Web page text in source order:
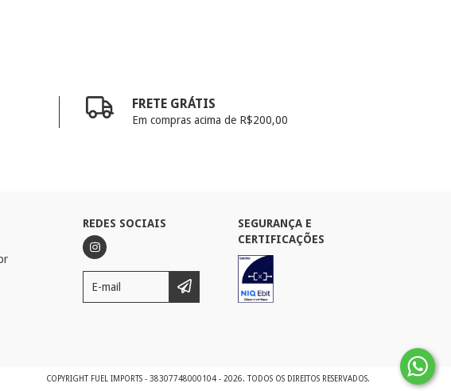
FRETE GRÁTIS
Em compras acima de R$200,00
REDES SOCIAIS
SEGURANÇA E
CERTIFICAÇÕES
COPYRIGHT FUEL IMPORTS - 38307748000104 - 2026. TODOS OS DIREITOS RESERVADOS.